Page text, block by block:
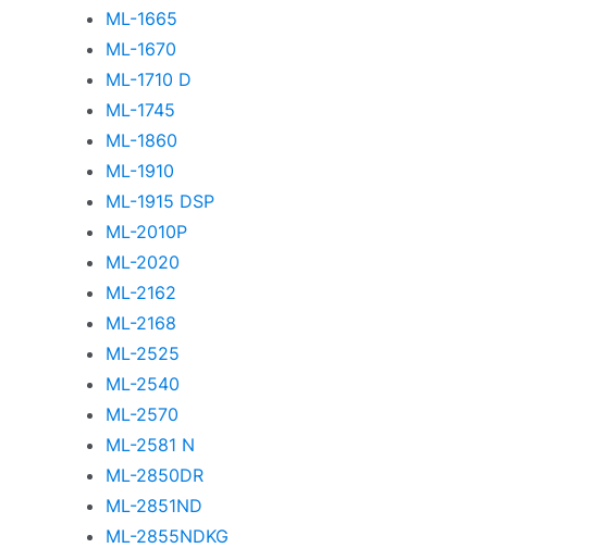
ML-1665
ML-1670
ML-1710 D
ML-1745
ML-1860
ML-1910
ML-1915 DSP
ML-2010P
ML-2020
ML-2162
ML-2168
ML-2525
ML-2540
ML-2570
ML-2581 N
ML-2850DR
ML-2851ND
ML-2855NDKG